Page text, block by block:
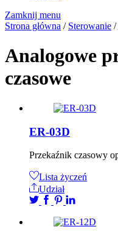
Zamknij menu
Strona główna / Sterowanie /
Analogowe
czasowe
ER-03D
Przekaźnik czasowy
Lista życzeń
Udział